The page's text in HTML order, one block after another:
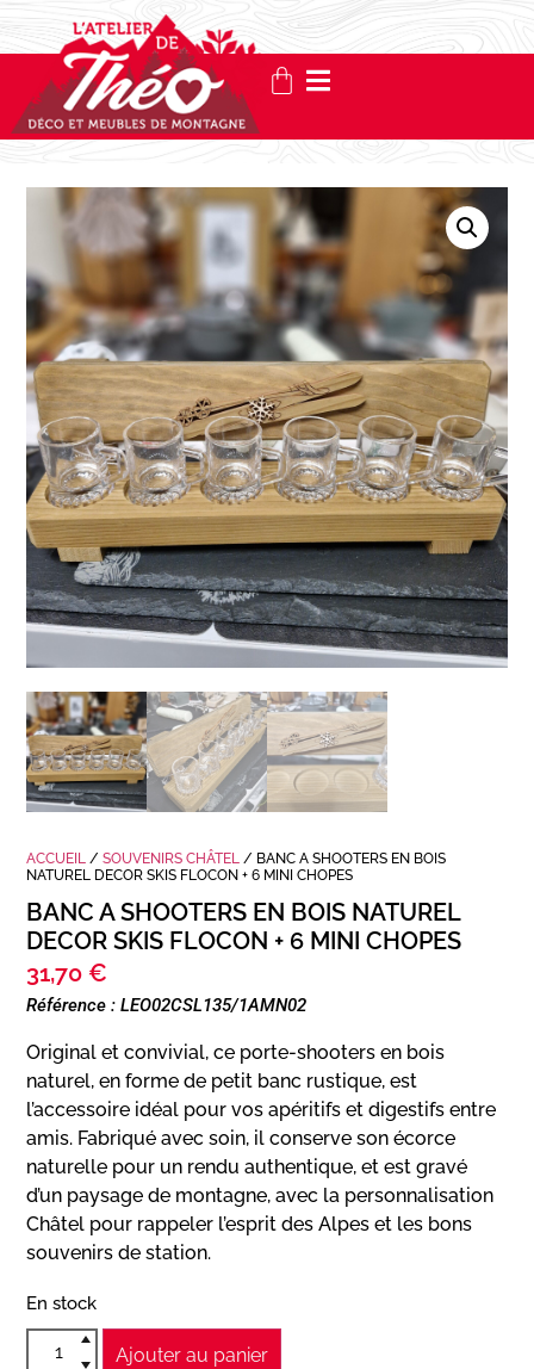
ACCUEIL /SOUVENIRS CHÂTEL / BANC A SHOOTERS EN BOIS
NATUREL DECOR SKIS FLOCON + 6 MINI CHOPES
BANC A SHOOTERS EN BOIS NATUREL
DECOR SKIS FLOCON + 6 MINI CHOPES
31,70 €
Référence : LEO02CSL135/1AMN02
Original et convivial, ce porte-shooters en bois
naturel, en forme de petit banc rustique, est
l’accessoire idéal pour vos apéritifs et digestifs entre
amis. Fabriqué avec soin, il conserve son écorce
naturelle pour un rendu authentique, et est gravé
d’un paysage de montagne, avec la personnalisation
Châtel pour rappeler l’esprit des Alpes et les bons
souvenirs de station.
En stock
Ajouter au panier